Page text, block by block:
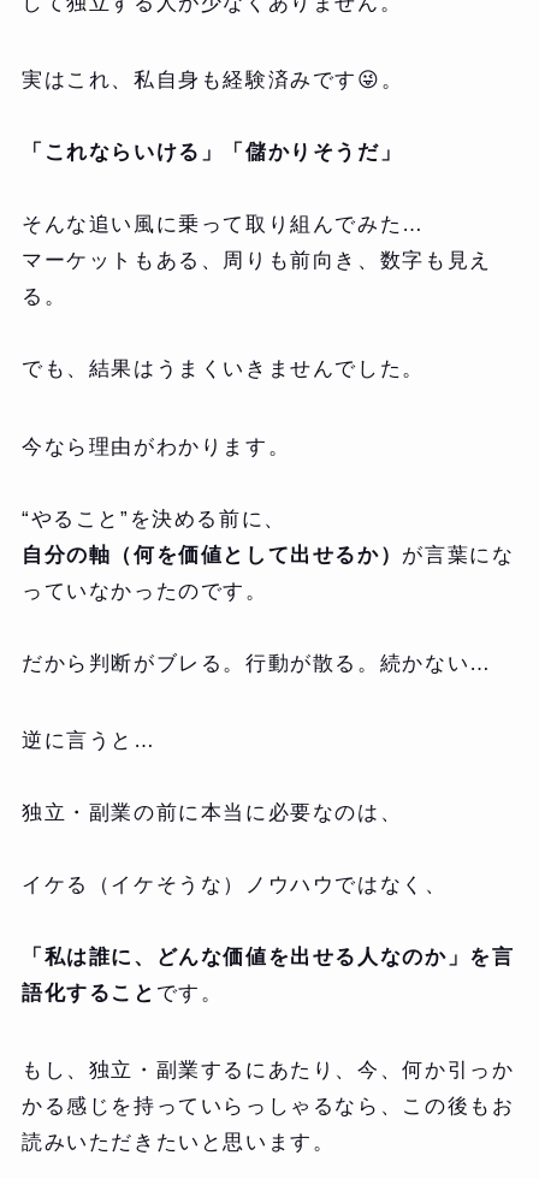
実はこれ、私自身も経験済みです😜。
「これならいける」「儲かりそうだ」
そんな追い風に乗って取り組んでみた…
マーケットもある、周りも前向き、数字も見え
る。
でも、結果はうまくいきませんでした。
今なら理由がわかります。
“やること”を決める前に、
自分の軸（何を価値として出せるか） が言葉にな
っていなかったのです。
だから判断がブレる。行動が散る。続かない…
逆に言うと…
独立・副業の前に本当に必要なのは、
イケる（イケそうな）ノウハウではなく、
「私は誰に、どんな価値を出せる人なのか」を言
語化すること です。
もし、独立・副業するにあたり、今、何か引っか
かる感じを持っていらっしゃるなら、この後もお
読みいただきたいと思います。